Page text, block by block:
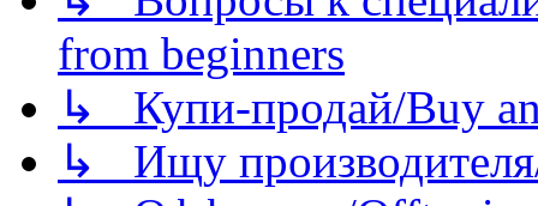
from beginners
↳ Купи-продай/Buy
↳ Ищу